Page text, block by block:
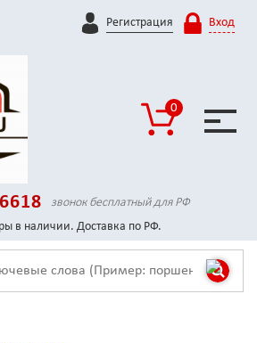
Регистрация Вход
0
звонок бесплатный для РФ
в наличии. Доставка по РФ.